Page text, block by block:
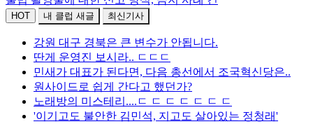
HOT 내 클럽 새글 최신기사
강원 대구 경북은 큰 변수가 안됩니다.
딴게 운영진 보시라.. ㄷㄷㄷ
민새가 대표가 된다면, 다음 총선에서 조국혁신당은..
원사이드로 쉽게 간다고 했던가?
노래방의 미스테리....ㄷ ㄷ ㄷ ㄷ ㄷ ㄷ ㄷ
'이기고도 불안한 김민석, 지고도 살아있는 정청래'